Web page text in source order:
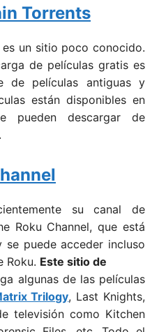
Torrents
un sitio poco conocido.
de películas gratis es
de películas antiguas y
están disponibles en
pueden descargar de
su canal de
Roku Channel, que está
puede acceder incluso
Roku. Este sitio de
algunas de las películas
Trilogy, Last Knights,
televisión como Kitchen